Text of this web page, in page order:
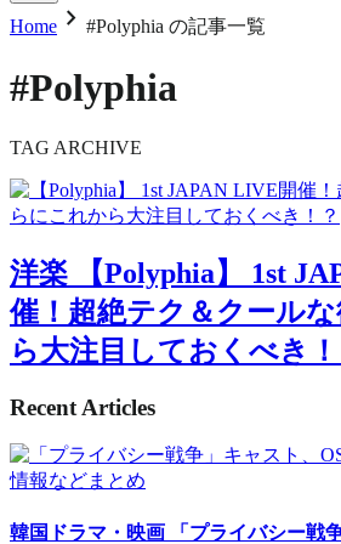
Home chevron_right #Polyphia の記事一覧
#Polyphia
TAG ARCHIVE
洋楽 【Polyphia】 1st
催！超絶テク＆クール
ら大注目しておくべき！
Recent Articles
韓国ドラマ・映画 「プライバシー戦